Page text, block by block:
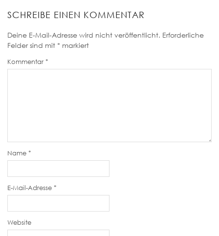
SCHREIBE EINEN KOMMENTAR
Deine E-Mail-Adresse wird nicht veröffentlicht. Erforderliche
Felder sind mit * markiert
Kommentar *
Name *
E-Mail-Adresse *
Website